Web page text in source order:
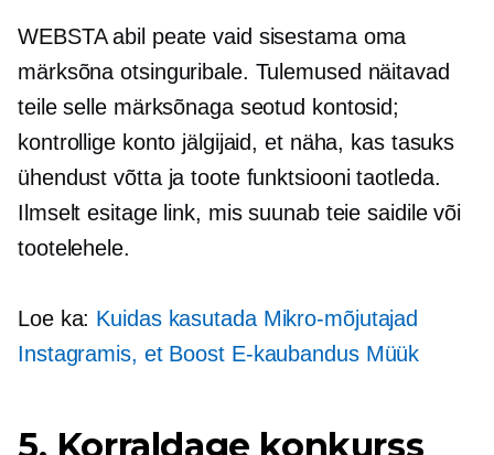
WEBSTA abil peate vaid sisestama oma
märksõna otsinguribale. Tulemused näitavad
teile selle märksõnaga seotud kontosid;
kontrollige konto jälgijaid, et näha, kas tasuks
ühendust võtta ja toote funktsiooni taotleda.
Ilmselt esitage link, mis suunab teie saidile või
tootelehele.
Loe ka: Kuidas kasutada Mikro-mõjutajad
Instagramis, et Boost E-kaubandusMüük
5. Korraldage konkurss